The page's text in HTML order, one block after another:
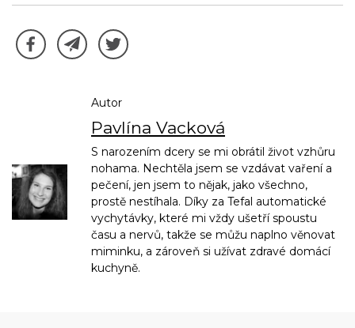
Autor
Pavlína Vacková
S narozením dcery se mi obrátil život vzhůru
nohama. Nechtěla jsem se vzdávat vaření a
pečení, jen jsem to nějak, jako všechno,
prostě nestíhala. Díky za Tefal automatické
vychytávky, které mi vždy ušetří spoustu
času a nervů, takže se můžu naplno věnovat
miminku, a zároveň si užívat zdravé domácí
kuchyně.